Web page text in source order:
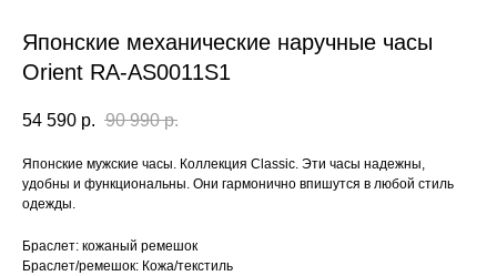
Японские механические наручные часы
Orient RA-AS0011S1
54 590 р. 90 990 р.
Японские мужские часы. Коллекция Classic. Эти часы надежны,
удобны и функциональны. Они гармонично впишутся в любой стиль
одежды.
Браслет: кожаный ремешок
Браслет/ремешок: Кожа/текстиль